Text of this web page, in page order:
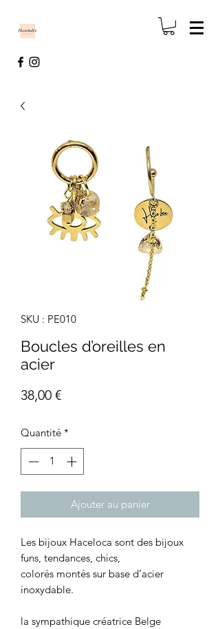
SKU : PE010
Boucles d’oreilles en
acier
38,00 €Prix
Quantité *
Ajouter au panier
Les bijoux Haceloca sont des bijoux
funs, tendances, chics,
colorés montés sur base d’acier
inoxydable.
la sympathique créatrice Belge